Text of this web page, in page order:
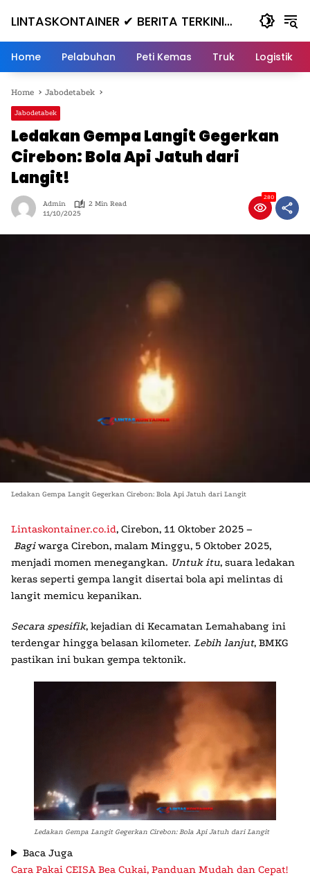
LINTASKONTAINER ✔ BERITA TERKINI
KONTAINER TERBARU HARI INI
Home Pelabuhan Peti Kemas Truk Logistik
Home Jabodetabek
Jabodetabek
Ledakan Gempa Langit Gegerkan
Cirebon: Bola Api Jatuh dari
Langit!
Admin
2 Min Read
11/10/2025
280
Ledakan Gempa Langit Gegerkan Cirebon: Bola Api Jatuh dari Langit
Lintaskontainer.co.id, Cirebon, 11 Oktober 2025 –
Bagiwarga Cirebon, malam Minggu, 5 Oktober 2025,
menjadi momen menegangkan. Untuk itu, suara ledakan
keras seperti gempa langit disertai bola api melintas di
langit memicu kepanikan.
Secara spesifik, kejadian di Kecamatan Lemahabang ini
terdengar hingga belasan kilometer. Lebih lanjut, BMKG
pastikan ini bukan gempa tektonik.
Ledakan Gempa Langit Gegerkan Cirebon: Bola Api Jatuh dari Langit
Baca Juga
Cara Pakai CEISA Bea Cukai, Panduan Mudah dan Cepat!